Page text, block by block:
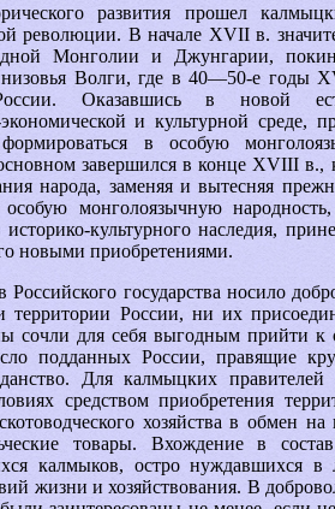
развития прошел
революции. В начале XVII в.
Монголии и Джунгарии,
низовья Волги, где в 40—50-е годы
Оказавшись в новой
и культурной среде,
в особую
завершился в конце XVIII в.,
народа, заменяя и вытесняя
монголоязычную
культурного наследия,
новыми приобретениями.
государства носило
России, ни их
сочли для себя выгодным прийти к
подданных России, правящие
Для калмыцких
средством приобретения
хозяйства в обмен
товары. Вхождение в состав
калмыков, остро нуждавшихся в
жизни и хозяйствования. В